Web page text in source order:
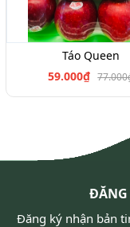
Táo Queen
59.000₫
ĐĂNG
Đăng ký nhận bản